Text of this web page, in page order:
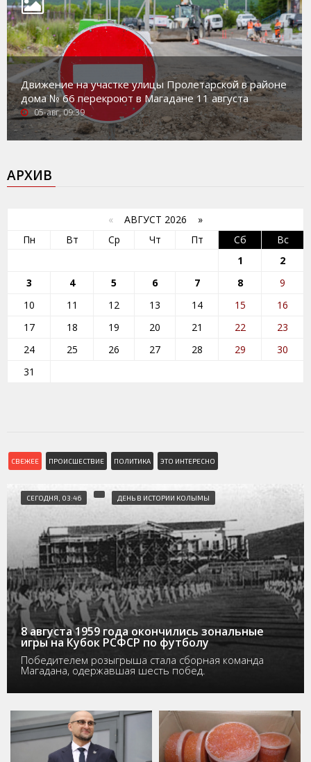
Движение на участке улицы Пролетарской в районе
дома № 66 перекроют в Магадане 11 августа
05-авг, 09:39
АРХИВ
« АВГУСТ 2026 »
Пн
Вт Ср Чт Пт Сб
Вс
1
2
3
4 5 6 7 8
9
10
11 12 13 14 15
16
17
18 19 20 21 22
23
24
25 26 27 28 29
30
31
СВЕЖЕЕ ПРОИСШЕСТВИЕ ПОЛИТИКА ЭТО ИНТЕРЕСНО
СЕГОДНЯ, 03:46 ДЕНЬ В ИСТОРИИ КОЛЫМЫ
8 августа 1959 года окончились зональные
игры на Кубок РСФСР по футболу
Победителем розыгрыша стала сборная команда
Магадана, одержавшая шесть побед.